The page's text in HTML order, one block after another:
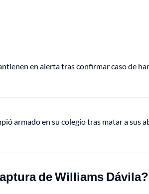
en alerta tras confirmar caso de
armado en su colegio tras matar a sus
de Williams Dávila?